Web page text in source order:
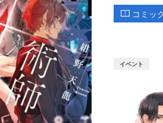
コミッ
イベント